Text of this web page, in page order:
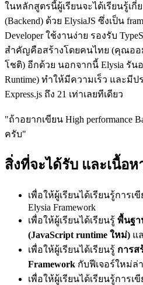
ในหลักสูตรนี้ผู้เรียนจะได้เรียนรู้เกี่
(Backend) ด้วย ElysiaJS ซึ่งเป็น
Developer ใช้งานง่าย รองรับ
สำคัญคือสร้างโดยคนไทย (คุณอ
โชติ) อีกด้วย นอกจากนี้ Elysia รันอ
Runtime) ทำให้มีความเร็ว และมี
Express.js ถึง 21 เท่าเลยทีเดียว
"ถ้าอยากเขียน High performance
ครับ"
สิ่งที่จะได้รับ และเนื้อห
เพื่อให้ผู้เรียนได้เรียนรู้การเ
Elysia Framework
เพื่อให้ผู้เรียนได้เรียนรู้ พื้นฐา
(JavaScript runtime ใหม่) แ
เพื่อให้ผู้เรียนได้เรียนรู้ การส
Framework กับฟีเจอร์ใหม่ล่
เพื่อให้ผู้เรียนได้เรียนรู้การเ